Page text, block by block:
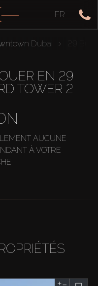
FR
Dubai 29 Burj
EN 29
TOWER 2
AUCUNE
À VOTRE